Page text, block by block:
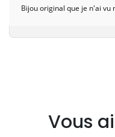
Bijou original que je n'ai vu
Vous